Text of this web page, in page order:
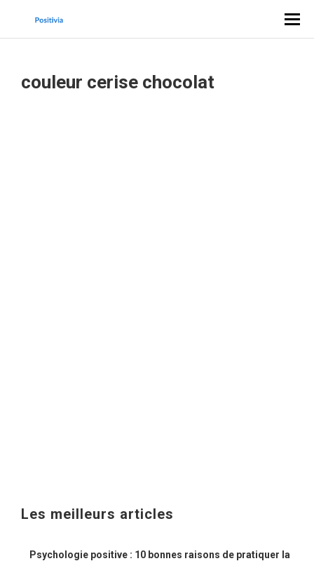
couleur cerise chocolat
Les meilleurs articles
Psychologie positive : 10 bonnes raisons de pratiquer la